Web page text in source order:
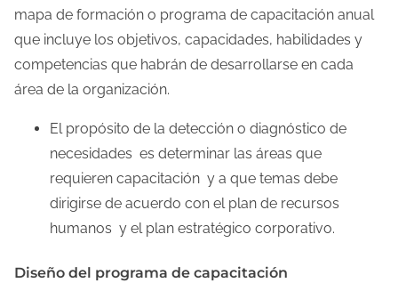
mapa de formación o programa de capacitación anual
que incluye los objetivos, capacidades, habilidades y
competencias que habrán de desarrollarse en cada
área de la organización.
El propósito de la detección o diagnóstico de
necesidades es determinar las áreas que
requieren capacitación y a que temas debe
dirigirse de acuerdo con el plan de recursos
humanos y el plan estratégico corporativo.
Diseño del programa de capacitación